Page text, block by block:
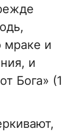
мраке и
и
Бога» (1